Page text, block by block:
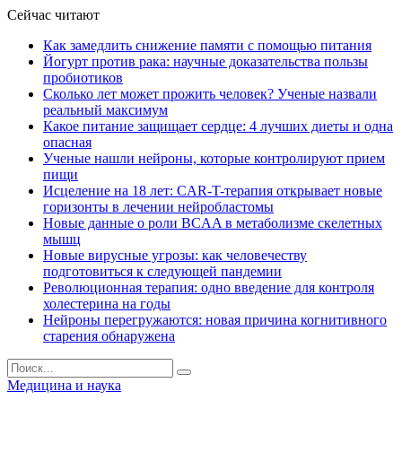
Сейчас читают
Как замедлить снижение памяти с помощью питания
Йогурт против рака: научные доказательства пользы
пробиотиков
Сколько лет может прожить человек? Ученые назвали
реальный максимум
Какое питание защищает сердце: 4 лучших диеты и одна
опасная
Ученые нашли нейроны, которые контролируют прием
пищи
Исцеление на 18 лет: CAR-T-терапия открывает новые
горизонты в лечении нейробластомы
Новые данные о роли BCAA в метаболизме скелетных
мышц
Новые вирусные угрозы: как человечеству
подготовиться к следующей пандемии
Революционная терапия: одно введение для контроля
холестерина на годы
Нейроны перегружаются: новая причина когнитивного
старения обнаружена
Медицина и наука